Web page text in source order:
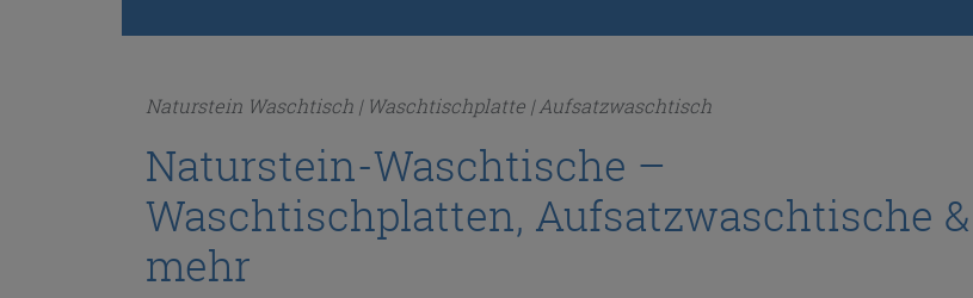
Naturstein Waschtisch | Waschtischplatte | Aufsatzwaschtisch
Naturstein-Waschtische –
Waschtischplatten, Aufsatzwaschtische &
mehr